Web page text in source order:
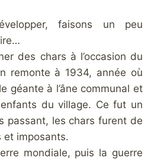
faisons un peu
des chars à l’occasion du
remonte à 1934, année où
géante à l’âne communal et
du village. Ce fut un
passant, les chars furent de
et imposants.
mondiale, puis la guerre